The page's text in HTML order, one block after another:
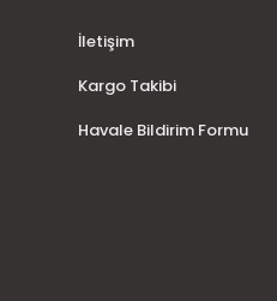
İletişim
Kargo Takibi
Havale Bildirim Formu